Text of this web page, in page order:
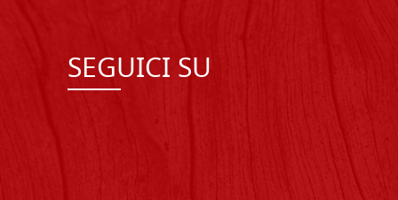
SEGUICI SU